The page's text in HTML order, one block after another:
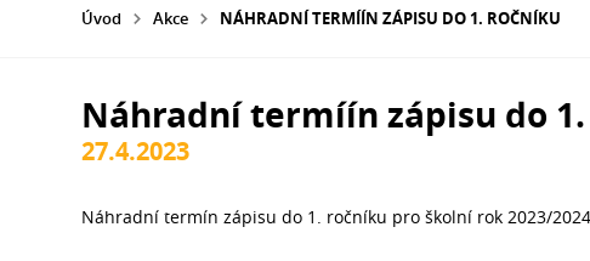
Úvod Akce NÁHRADNÍ TERMÍÍN ZÁPISU DO 1. ROČNÍKU
Náhradní termíín zápisu do
27.4.2023
Náhradní termín zápisu do 1. ročníku pro školní rok 2023/